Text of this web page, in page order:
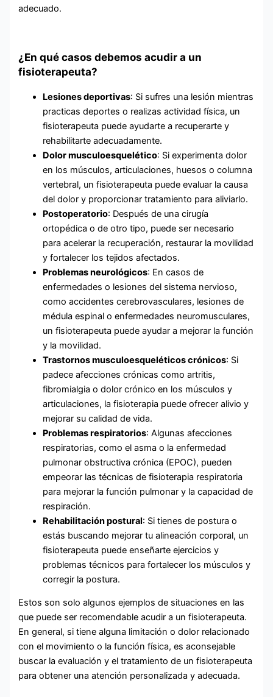
adecuado.
¿En qué casos debemos acudir a un
fisioterapeuta?
Lesiones deportivas: Si sufres una lesión mientras
practicas deportes o realizas actividad física, un
fisioterapeuta puede ayudarte a recuperarte y
rehabilitarte adecuadamente.
Dolor musculoesquelético: Si experimenta dolor
en los músculos, articulaciones, huesos o columna
vertebral, un fisioterapeuta puede evaluar la causa
del dolor y proporcionar tratamiento para aliviarlo.
Postoperatorio: Después de una cirugía
ortopédica o de otro tipo, puede ser necesario
para acelerar la recuperación, restaurar la movilidad
y fortalecer los tejidos afectados.
Problemas neurológicos: En casos de
enfermedades o lesiones del sistema nervioso,
como accidentes cerebrovasculares, lesiones de
médula espinal o enfermedades neuromusculares,
un fisioterapeuta puede ayudar a mejorar la función
y la movilidad.
Trastornos musculoesqueléticos crónicos: Si
padece afecciones crónicas como artritis,
fibromialgia o dolor crónico en los músculos y
articulaciones, la fisioterapia puede ofrecer alivio y
mejorar su calidad de vida.
Problemas respiratorios: Algunas afecciones
respiratorias, como el asma o la enfermedad
pulmonar obstructiva crónica (EPOC), pueden
empeorar las técnicas de fisioterapia respiratoria
para mejorar la función pulmonar y la capacidad de
respiración.
Rehabilitación postural: Si tienes de postura o
estás buscando mejorar tu alineación corporal, un
fisioterapeuta puede enseñarte ejercicios y
problemas técnicos para fortalecer los músculos y
corregir la postura.
Estos son solo algunos ejemplos de situaciones en las
que puede ser recomendable acudir a un fisioterapeuta.
En general, si tiene alguna limitación o dolor relacionado
con el movimiento o la función física, es aconsejable
buscar la evaluación y el tratamiento de un fisioterapeuta
para obtener una atención personalizada y adecuada.